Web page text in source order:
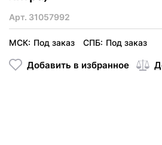
Арт. 31057992
МСК: Под заказ СПБ: Под заказ
Добавить в избранное